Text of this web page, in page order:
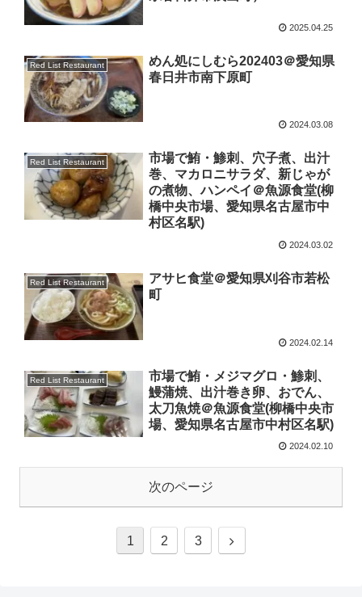
2025.04.25
Red List Restaurant
めん処にしむら202403＠愛知県
春日井市南下原町
2024.03.08
Red List Restaurant
市場で鮪・鯵刺、穴子煮、出汁
巻、マカロニサラダ、新じゃが
の煮物、ハンペイ＠魚源食堂(柳
橋中央市場、愛知県名古屋市中
村区名駅)
2024.03.02
Red List Restaurant
アサヒ食堂＠愛知県刈谷市若松
町
2024.02.14
Red List Restaurant
市場で鮪・メジマグロ・鯵刺、
鰻蒲焼、出汁巻き卵、おでん、
太刀魚焼＠魚源食堂(柳橋中央市
場、愛知県名古屋市中村区名駅)
2024.02.10
次のページ
1 2 3